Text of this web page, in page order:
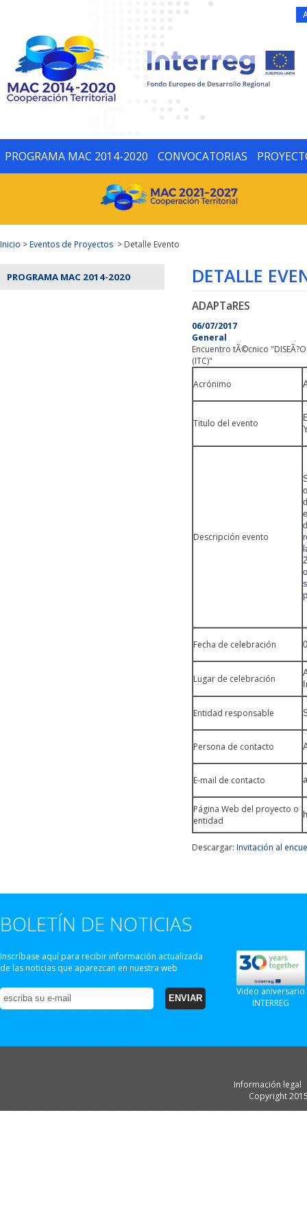
PROGRAMA MAC 2014-2020 CONVOCATORIAS
Inicio >Eventos de Proyectos > Detalle Evento
PROGRAMA MAC 2014-2020 DETALLE
ADAPTaRES
06/07/2017
General
Encuentro tÃ©cnico "DISEÃ?O
(ITC)"
Acrónimo
Titulo del evento
Descripción evento
Fecha de celebración
Lugar de celebración
Entidad responsable
Persona de contacto
E-mail de contacto
Página Web del proyecto o
entidad
Descargar: Invitación al
BOLETÍN DE NOTICIAS
Inscríbase aquí para recibir información actualizada
de las noticias que aparezcan en nuestra web
Video aniversario
INTERREG
Información legal
Copyright